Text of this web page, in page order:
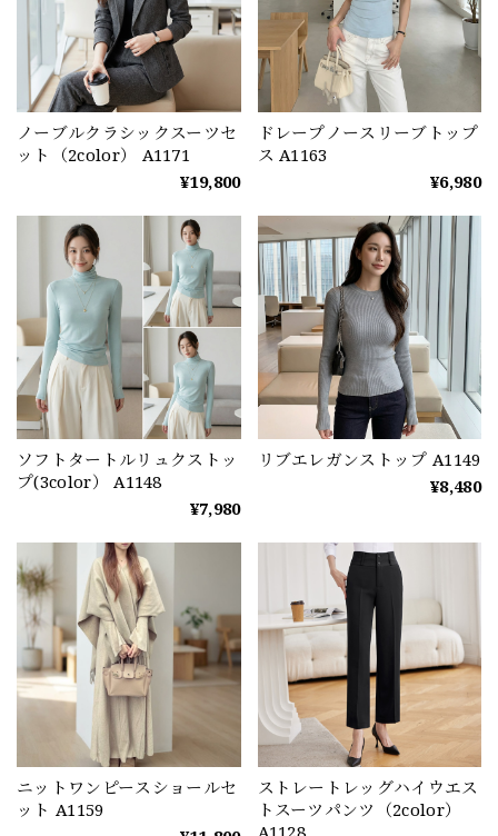
ノーブルクラシックスーツセ
ット（2color） A1171
¥19,800
ドレープノースリーブトップ
ス A1163
¥6,980
ソフトタートルリュクストッ
プ(3color） A1148
¥7,980
リブエレガンストップ A1149
¥8,480
ニットワンピースショールセ
ット A1159
ストレートレッグハイウエス
トスーツパンツ（2color）
A1128